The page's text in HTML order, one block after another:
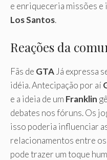
e enriqueceria missões e
Los Santos.
Reações da
Fãs de GTA Já expressa
idéia. Antecipação por aí
e a ideia de um Franklin
debates nos fóruns. Os
isso poderia influenciar
relacionamentos entre
pode trazer um toque